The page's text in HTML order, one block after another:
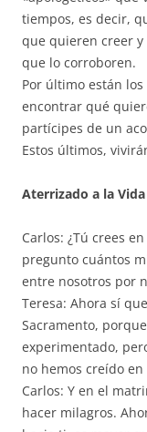
tiempos, es decir,
que quieren creer
que lo corroboren.
Por último están
encontrar qué
partícipes de un
Estos últimos,
Aterrizado a la
Carlos: ¿Tú crees
pregunto cuántos
entre nosotros por
Teresa: Ahora sí
Sacramento,
experimentado,
no hemos creído en
Carlos: Y en el
hacer milagros.